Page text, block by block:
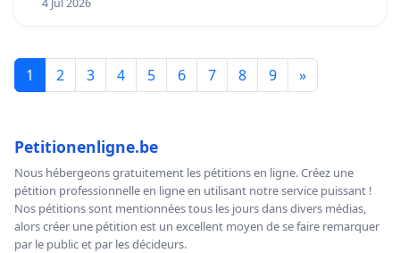
1 2 3 4 5 6 7 8 9 »
Petitionenligne.be
Nous hébergeons gratuitement les pétitions en ligne. Créez une
pétition professionnelle en ligne en utilisant notre service puissant !
Nos pétitions sont mentionnées tous les jours dans divers médias,
alors créer une pétition est un excellent moyen de se faire remarquer
par le public et par les décideurs.